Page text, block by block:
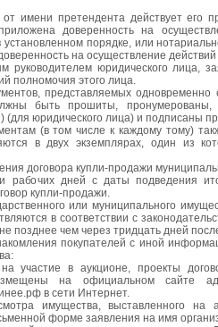
имени претендента действует его
доверенность на
порядке, или
на осуществление
руководителем юридического лица,
полномочия этого лица.
представляемых
быть прошиты, пронумерованы,
(для юридического лица) и подписаны
(в том числе к каждому тому)
в двух экземплярах, один из
договора купли-продажи
рабочих дней с даты подведения
купли-продажи.
или муниципального
в соответствии с
позднее чем через тридцать дней
покупателей с иной
участие в аукционе, проекты
на официальном сайте
в сети Интернет.
имущества, выставленного на
форме заявления на имя